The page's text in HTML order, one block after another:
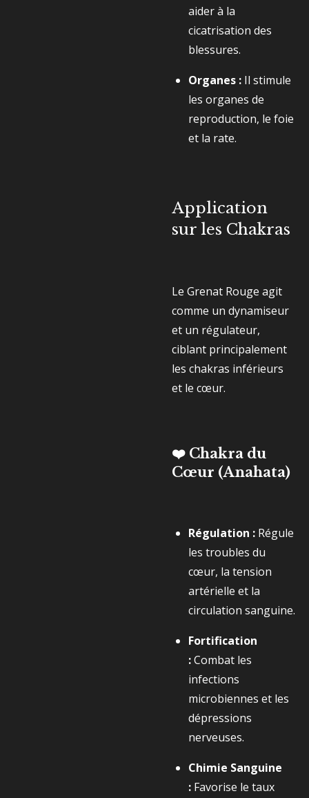
aider à la
cicatrisation des
blessures.
Organes : Il stimule
les organes de
reproduction, le foie
et la rate.
Application
sur les Chakras
Le Grenat Rouge agit
comme un dynamiseur
et un régulateur,
ciblant principalement
les chakras inférieurs
et le cœur.
❤️ Chakra du
Cœur (Anahata)
Régulation : Régule
les troubles du
cœur, la tension
artérielle et la
circulation sanguine.
Fortification
:Combat les
infections
microbiennes et les
dépressions
nerveuses.
Chimie Sanguine
: Favorise le taux